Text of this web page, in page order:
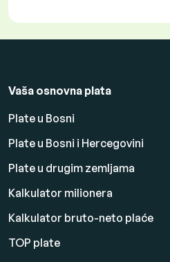
Vaša osnovna plata
Plate u Bosni
Plate u Bosni i Hercegovini
Plate u drugim zemljama
Kalkulator milionera
Kalkulator bruto-neto plaće
TOP plate